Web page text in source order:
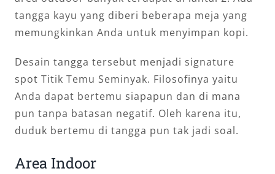
tangga kayu yang diberi beberapa meja yang
memungkinkan Anda untuk menyimpan kopi.
Desain tangga tersebut menjadi signature
spot Titik Temu Seminyak. Filosofinya yaitu
Anda dapat bertemu siapapun dan di mana
pun tanpa batasan negatif. Oleh karena itu,
duduk bertemu di tangga pun tak jadi soal.
Area Indoor